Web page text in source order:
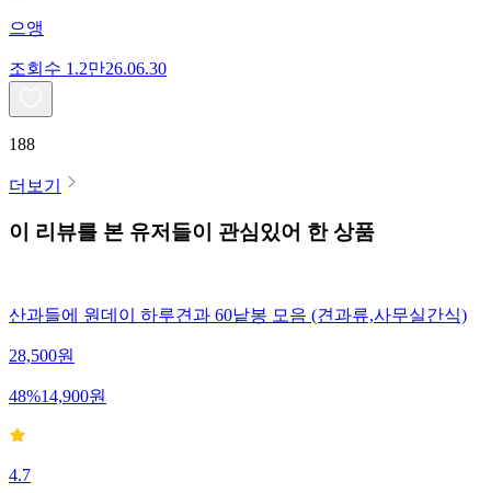
으앵
조회수 1.2만26.06.30
188
더보기
이 리뷰를 본 유저들이 관심있어 한 상품
산과들에 원데이 하루견과 60낱봉 모음 (견과류,사무실간식)
28,500원
48%14,900원
4.7